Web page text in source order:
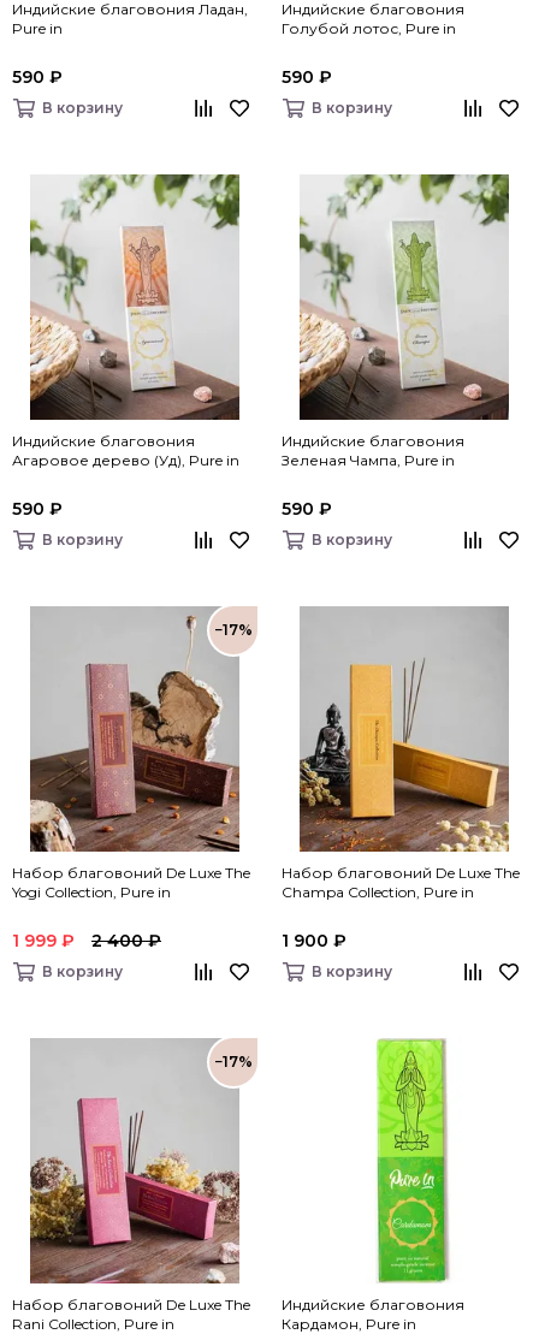
Индийские благовония Ладан,
Pure in
590 ₽
В корзину
Индийские благовония
Голубой лотос, Pure in
590 ₽
В корзину
Индийские благовония
Агаровое дерево (Уд), Pure in
590 ₽
В корзину
Индийские благовония
Зеленая Чампа, Pure in
590 ₽
В корзину
−17%
Набор благовоний De Luxe The
Yogi Collection, Pure in
1 999 ₽ 2 400 ₽
В корзину
Набор благовоний De Luxe The
Champa Collection, Pure in
1 900 ₽
В корзину
−17%
Набор благовоний De Luxe The
Rani Collection, Pure in
Индийские благовония
Кардамон, Pure in